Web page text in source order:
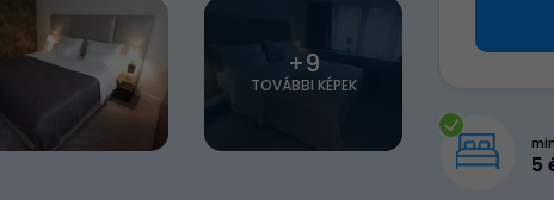
+9
TOVÁBBI KÉPEK
5